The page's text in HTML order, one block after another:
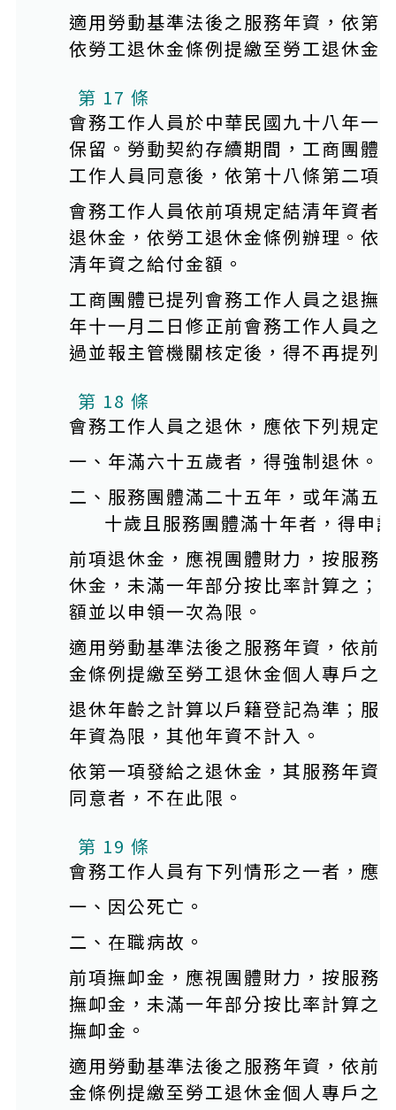
適用勞動基準法後之服務年資，依第
依勞工退休金條例提繳至勞工退休金
第 17 條
會務工作人員於中華民國九十八年一
保留。勞動契約存續期間，工商團體
工作人員同意後，依第十八條第二項
會務工作人員依前項規定結清年資者
退休金，依勞工退休金條例辦理。依
清年資之給付金額。
工商團體已提列會務工作人員之退撫
年十一月二日修正前會務工作人員之
過並報主管機關核定後，得不再提列
第 18 條
會務工作人員之退休，應依下列規定
一、年滿六十五歲者，得強制退休。
二、服務團體滿二十五年，或年滿五
十歲且服務團體滿十年者，得申
前項退休金，應視團體財力，按服務
休金，未滿一年部分按比率計算之；
額並以申領一次為限。
適用勞動基準法後之服務年資，依前
金條例提繳至勞工退休金個人專戶之
退休年齡之計算以戶籍登記為準；服
年資為限，其他年資不計入。
依第一項發給之退休金，其服務年資
同意者，不在此限。
第 19 條
會務工作人員有下列情形之一者，應
一、因公死亡。
二、在職病故。
前項撫卹金，應視團體財力，按服務
撫卹金，未滿一年部分按比率計算之
撫卹金。
適用勞動基準法後之服務年資，依前
金條例提繳至勞工退休金個人專戶之